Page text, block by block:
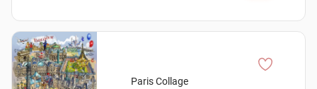
Paris Collage